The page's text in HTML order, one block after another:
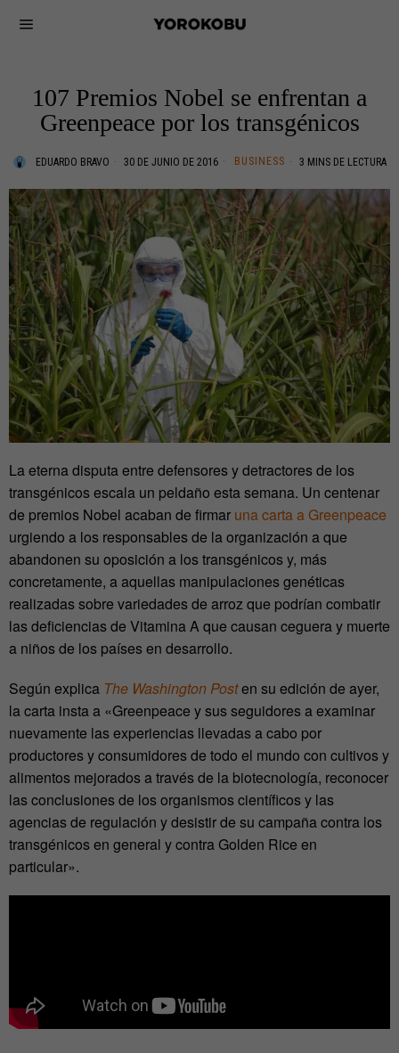
107 Premios Nobel se enfrentan a
Greenpeace por los transgénicos
EDUARDO BRAVO 30 DE JUNIO DE 2016 BUSINESS 3 MINS DE LECTURA
La eterna disputa entre defensores y detractores de los
transgénicos escala un peldaño esta semana. Un centenar
de premios Nobel acaban de firmar una carta a Greenpeace
urgiendo a los responsables de la organización a que
abandonen su oposición a los transgénicos y, más
concretamente, a aquellas manipulaciones genéticas
realizadas sobre variedades de arroz que podrían combatir
las deficiencias de Vitamina A que causan ceguera y muerte
a niños de los países en desarrollo.
Según explica The Washington Posten su edición de ayer,
la carta insta a «Greenpeace y sus seguidores a examinar
nuevamente las experiencias llevadas a cabo por
productores y consumidores de todo el mundo con cultivos y
alimentos mejorados a través de la biotecnología, reconocer
las conclusiones de los organismos científicos y las
agencias de regulación y desistir de su campaña contra los
transgénicos en general y contra Golden Rice en
particular».